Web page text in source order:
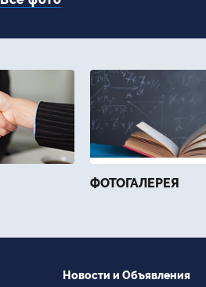
ФОТОГАЛЕРЕЯ
Новости и Объявления